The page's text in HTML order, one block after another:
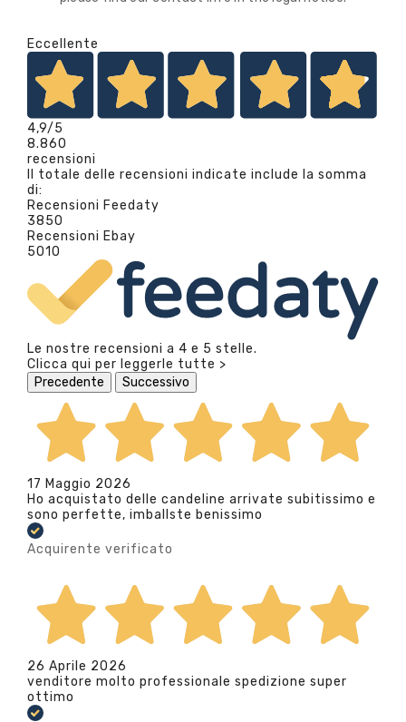
Eccellente
4,9/5
8.860
recensioni
Il totale delle recensioni indicate include la somma
di:
Recensioni Feedaty
3850
Recensioni Ebay
5010
Le nostre recensioni a 4 e 5 stelle.
Clicca qui per leggerle tutte >
Precedente
Successivo
17 Maggio 2026
Ho acquistato delle candeline arrivate subitissimo e
sono perfette, imballste benissimo
Acquirente verificato
26 Aprile 2026
venditore molto professionale spedizione super
ottimo